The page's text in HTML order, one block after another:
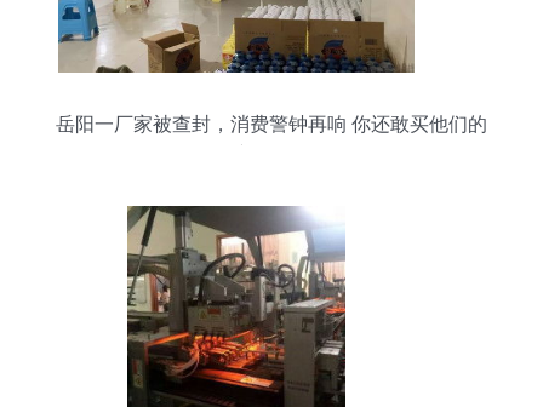
岳阳一厂家被查封，消费警钟再响 你还敢买他们的